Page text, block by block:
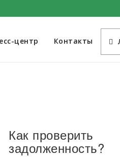
центр Контакты
Как проверить
задолженность?